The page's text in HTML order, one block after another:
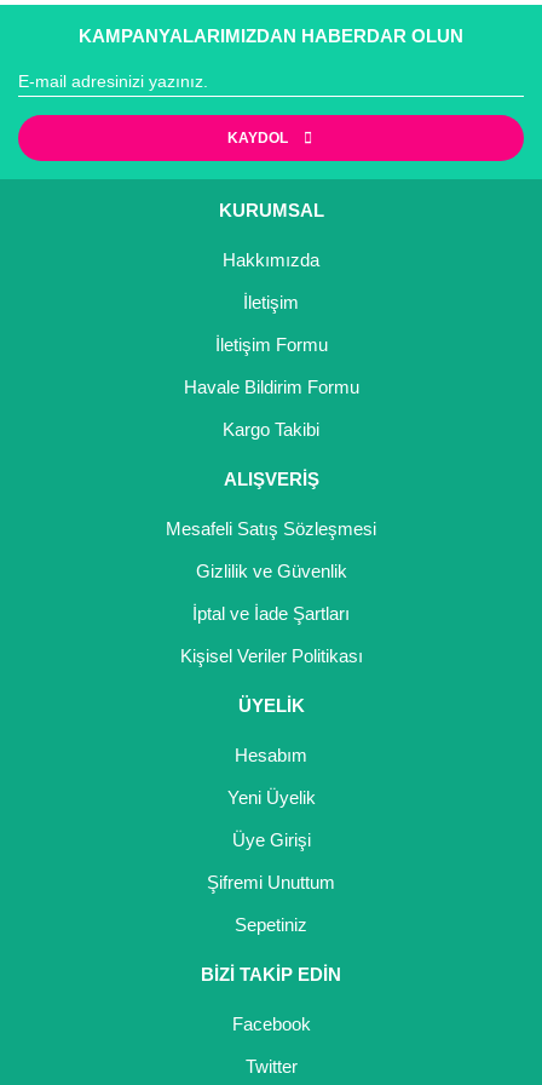
Gönder
KAMPANYALARIMIZDAN HABERDAR OLUN
KAYDOL
KURUMSAL
Hakkımızda
İletişim
İletişim Formu
Havale Bildirim Formu
Kargo Takibi
ALIŞVERİŞ
Mesafeli Satış Sözleşmesi
Gizlilik ve Güvenlik
İptal ve İade Şartları
Kişisel Veriler Politikası
ÜYELİK
Hesabım
Yeni Üyelik
Üye Girişi
Şifremi Unuttum
Sepetiniz
BİZİ TAKİP EDİN
Facebook
Twitter